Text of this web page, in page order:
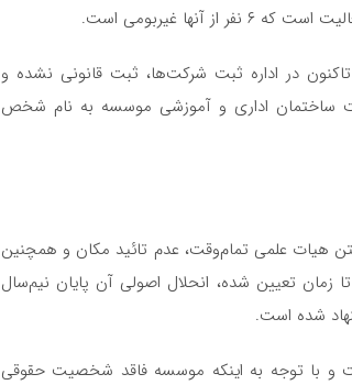
غیربومی است.
علی‌رغم تاکیدات مجموعه وزارت علوم، موسسه مذکور از سال ۱۳۸۹ تاکنون در اداره ثبت شرکت‌ها، ثبت قانونی نشده و
ساختمان اداری و آموزشی موسسه به نام شخص
هیات علمی تمام‌وقت، عدم تائید مکان ‌‌و همچنین
ماه ۱۴۰۲ و عدم ثبت موسسه تا زمان تعیین شده، انحلال اصولی آن پایان نیم‌سال
و با توجه به اینکه موسسه فاقد شخصیت حقوقی